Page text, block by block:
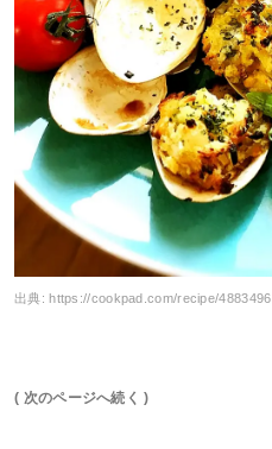
出典:https://cookpad.com/recipe/4883496
( 次のページへ続く )